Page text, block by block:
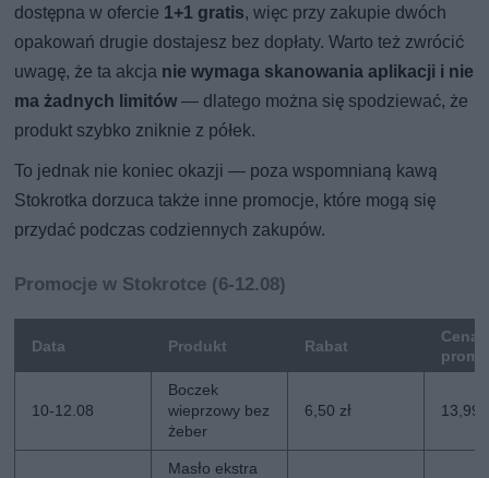
dostępna w ofercie 1+1 gratis, więc przy zakupie dwóch
opakowań drugie dostajesz bez dopłaty. Warto też zwrócić
uwagę, że ta akcja nie wymaga skanowania aplikacji i nie
ma żadnych limitów — dlatego można się spodziewać, że
produkt szybko zniknie z półek.
To jednak nie koniec okazji — poza wspomnianą kawą
Stokrotka dorzuca także inne promocje, które mogą się
przydać podczas codziennych zakupów.
Promocje w Stokrotce (6-12.08)
Data Produkt Rabat
Cena
10-12.08
Boczek
wieprzowy bez
żeber
6,50 zł 13,99
Masło ekstra